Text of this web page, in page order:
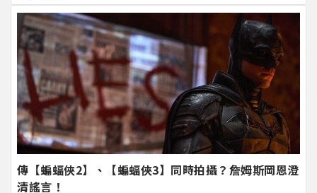
傳【蝙蝠俠2】、【蝙蝠俠3】同時拍攝？詹姆斯岡恩澄
清謠言！